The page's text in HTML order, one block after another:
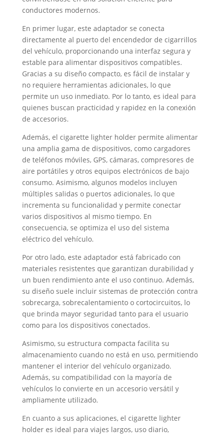
conductores modernos.
En primer lugar, este adaptador se conecta
directamente al puerto del encendedor de cigarrillos
del vehículo, proporcionando una interfaz segura y
estable para alimentar dispositivos compatibles.
Gracias a su diseño compacto, es fácil de instalar y
no requiere herramientas adicionales, lo que
permite un uso inmediato. Por lo tanto, es ideal para
quienes buscan practicidad y rapidez en la conexión
de accesorios.
Además, el cigarette lighter holder permite alimentar
una amplia gama de dispositivos, como cargadores
de teléfonos móviles, GPS, cámaras, compresores de
aire portátiles y otros equipos electrónicos de bajo
consumo. Asimismo, algunos modelos incluyen
múltiples salidas o puertos adicionales, lo que
incrementa su funcionalidad y permite conectar
varios dispositivos al mismo tiempo. En
consecuencia, se optimiza el uso del sistema
eléctrico del vehículo.
Por otro lado, este adaptador está fabricado con
materiales resistentes que garantizan durabilidad y
un buen rendimiento ante el uso continuo. Además,
su diseño suele incluir sistemas de protección contra
sobrecarga, sobrecalentamiento o cortocircuitos, lo
que brinda mayor seguridad tanto para el usuario
como para los dispositivos conectados.
Asimismo, su estructura compacta facilita su
almacenamiento cuando no está en uso, permitiendo
mantener el interior del vehículo organizado.
Además, su compatibilidad con la mayoría de
vehículos lo convierte en un accesorio versátil y
ampliamente utilizado.
En cuanto a sus aplicaciones, el cigarette lighter
holder es ideal para viajes largos, uso diario,